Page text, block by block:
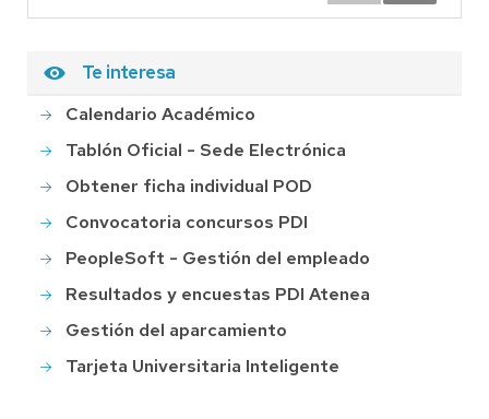
Te interesa
Calendario Académico
Tablón Oficial - Sede Electrónica
Obtener ficha individual POD
Convocatoria concursos PDI
PeopleSoft - Gestión del empleado
Resultados y encuestas PDI Atenea
Gestión del aparcamiento
Tarjeta Universitaria Inteligente